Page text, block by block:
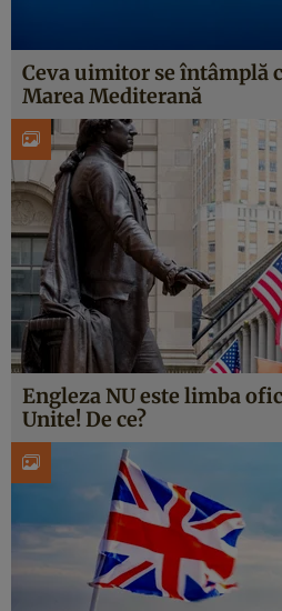
Ceva uimitor se întâmplă
Marea Mediterană
Engleza NU este limba
Unite! De ce?